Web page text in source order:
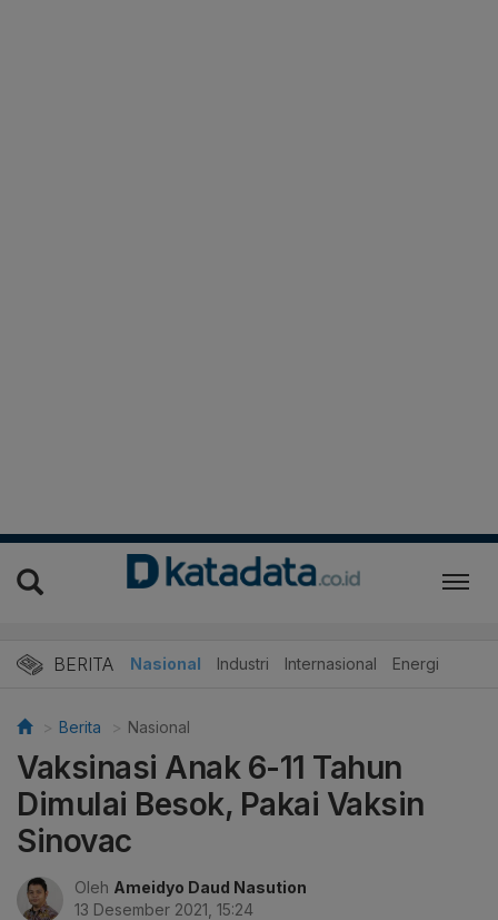
BERITA Nasional Industri Internasional Energi
Berita Nasional
Vaksinasi Anak 6-11 Tahun
Dimulai Besok, Pakai Vaksin
Sinovac
Oleh Ameidyo Daud Nasution
13 Desember 2021, 15:24